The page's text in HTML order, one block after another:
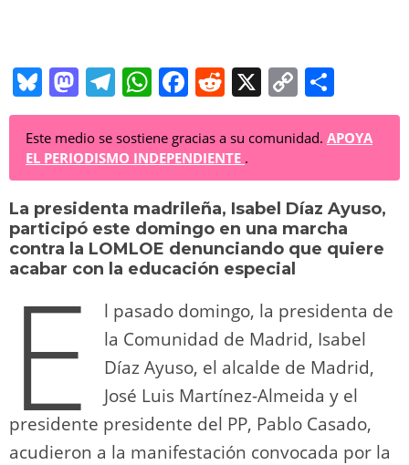
Bl
u
e
sk
y
M
a
st
o
d
o
n
T
el
e
gr
a
m
W
h
at
s
A
p
p
F
a
c
e
b
o
o
k
R
e
d
di
t
X
C
o
p
y
Li
n
o
m
p
ar
tir
Este medio se sostiene gracias a su comunidad. APOYA
EL PERIODISMO INDEPENDIENTE .
La presidenta madrileña, Isabel Díaz Ayuso,
participó este domingo en una marcha
contra la LOMLOE denunciando que quiere
acabar con la educación especial
E
l pasado domingo, la presidenta de
la Comunidad de Madrid, Isabel
Díaz Ayuso, el alcalde de Madrid,
José Luis Martínez-Almeida y el
presidente presidente del PP, Pablo Casado,
acudieron a la manifestación convocada por la